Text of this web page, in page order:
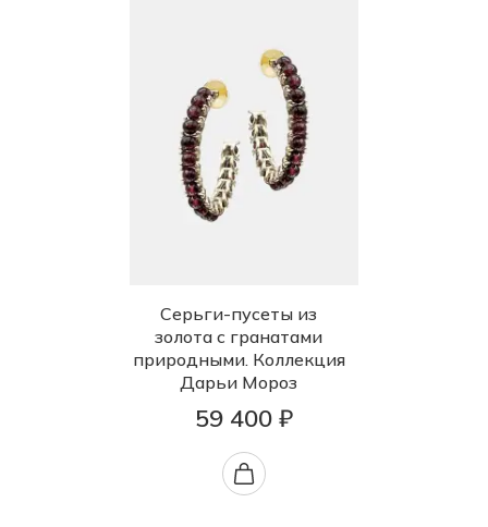
Серьги-пусеты из
золота с гранатами
природными. Коллекция
Дарьи Мороз
59 400 ₽